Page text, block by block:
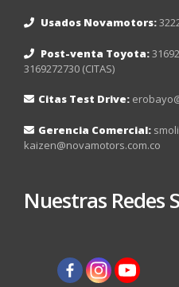
Usados Novamotors:
Post-venta Toyota:
3169272730 (CITAS)
Citas Test Drive:
Gerencia Comercial:
kaizen@novamotors.com.co
Nuestras Redes